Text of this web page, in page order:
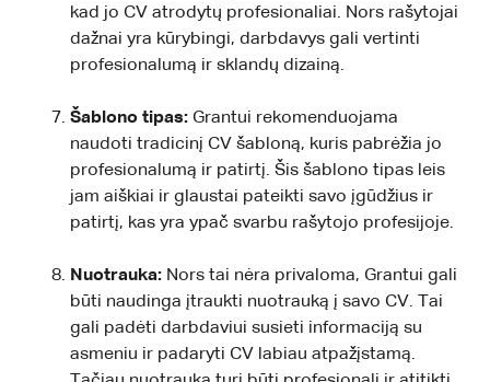
kad jo CV atrodytų profesionaliai. Nors rašytojai
dažnai yra kūrybingi, darbdavys gali vertinti
profesionalumą ir sklandų dizainą.
Šablono tipas: Grantui rekomenduojama
naudoti tradicinį CV šabloną, kuris pabrėžia jo
profesionalumą ir patirtį. Šis šablono tipas leis
jam aiškiai ir glaustai pateikti savo įgūdžius ir
patirtį, kas yra ypač svarbu rašytojo profesijoje.
Nuotrauka: Nors tai nėra privaloma, Grantui gali
būti naudinga įtraukti nuotrauką į savo CV. Tai
gali padėti darbdaviui susieti informaciją su
asmeniu ir padaryti CV labiau atpažįstamą.